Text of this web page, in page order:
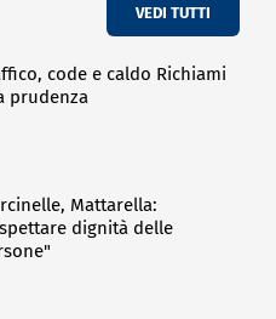
VEDI TUTTI
code e caldo Richiami
prudenza
Mattarella:
dignità delle